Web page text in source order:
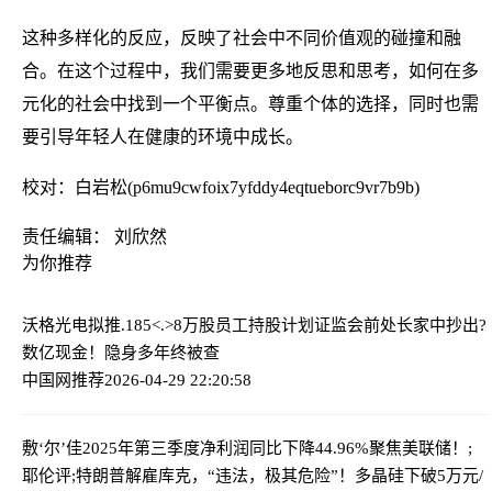
这种多样化的反应，反映了社会中不同价值观的碰撞和融
合。在这个过程中，我们需要更多地反思和思考，如何在多
元化的社会中找到一个平衡点。尊重个体的选择，同时也需
要引导年轻人在健康的环境中成长。
校对：白岩松(p6mu9cwfoix7yfddy4eqtueborc9vr7b9b)
责任编辑： 刘欣然
为你推荐
沃格光电拟推.185<.>8万股员工持股计划 证监会前处长家中抄出?
数亿现金！隐身多年终被查
中国网推荐2026-04-29 22:20:58
敷‘尔’佳2025年第三季度净利润同比下降44.96%聚焦美联储！;
耶伦评;特朗普解雇库克，“违法，极其危险”！多晶硅下破5万元/